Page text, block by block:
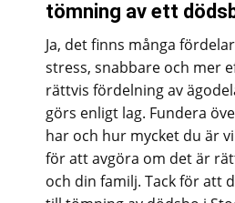
tömning av ett
Ja, det finns många
stress, snabbare och mer
rättvis fördelning av
görs enligt lag. Fundera
har och hur mycket du är
för att avgöra om det är
och din familj. Tack för att